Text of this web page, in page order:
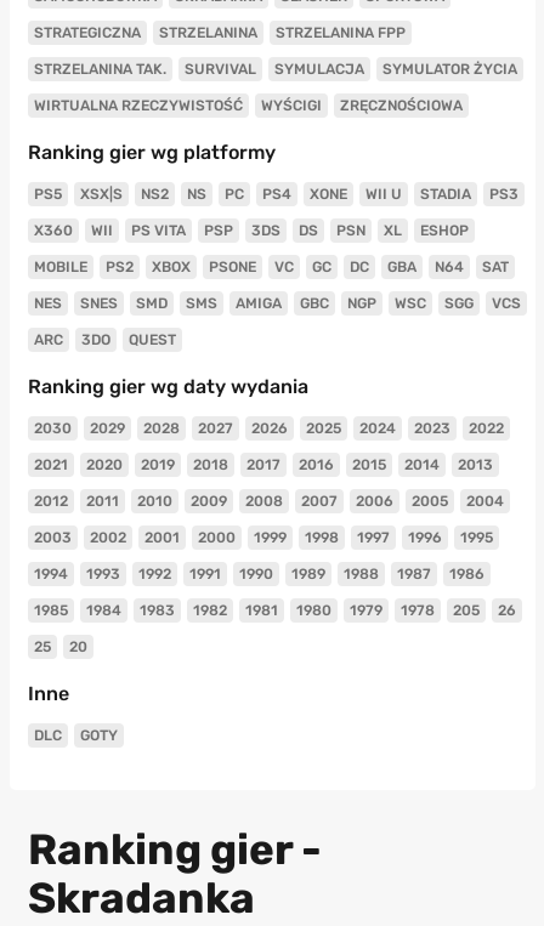
STRATEGICZNA STRZELANINA STRZELANINA FPP
STRZELANINA TAK. SURVIVAL SYMULACJA SYMULATOR ŻYCIA
WIRTUALNA RZECZYWISTOŚĆ WYŚCIGI ZRĘCZNOŚCIOWA
Ranking gier wg platformy
PS5 XSX|S NS2 NS PC PS4 XONE WII U STADIA PS3
X360 WII PS VITA PSP 3DS DS PSN XL ESHOP
MOBILE PS2 XBOX PSONE VC GC DC GBA N64 SAT
NES SNES SMD SMS AMIGA GBC NGP WSC SGG VCS
ARC 3DO QUEST
Ranking gier wg daty wydania
2030 2029 2028 2027 2026 2025 2024 2023 2022
2021 2020 2019 2018 2017 2016 2015 2014 2013
2012 2011 2010 2009 2008 2007 2006 2005 2004
2003 2002 2001 2000 1999 1998 1997 1996 1995
1994 1993 1992 1991 1990 1989 1988 1987 1986
1985 1984 1983 1982 1981 1980 1979 1978 205 26
25 20
Inne
DLC GOTY
Ranking gier -
Skradanka